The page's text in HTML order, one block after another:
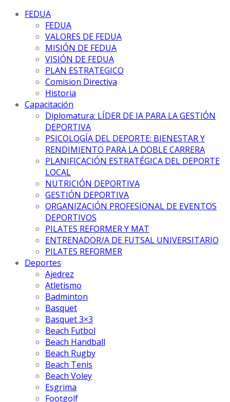
FEDUA
FEDUA
VALORES DE FEDUA
MISIÓN DE FEDUA
VISIÓN DE FEDUA
PLAN ESTRATEGICO
Comision Directiva
Historia
Capacitación
Diplomatura: LÍDER DE IA PARA LA GESTIÓN
DEPORTIVA
PSICOLOGÍA DEL DEPORTE: BIENESTAR Y
RENDIMIENTO PARA LA DOBLE CARRERA
PLANIFICACIÓN ESTRATÉGICA DEL DEPORTE
LOCAL
NUTRICIÓN DEPORTIVA
GESTIÓN DEPORTIVA
ORGANIZACIÓN PROFESIONAL DE EVENTOS
DEPORTIVOS
PILATES REFORMER Y MAT
ENTRENADOR/A DE FUTSAL UNIVERSITARIO
PILATES REFORMER
Deportes
Ajedrez
Atletismo
Badminton
Basquet
Basquet 3×3
Beach Futbol
Beach Handball
Beach Rugby
Beach Tenis
Beach Voley
Esgrima
Footgolf